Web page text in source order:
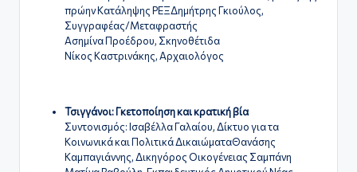
πρώην Κατάληψης ΡΕΞΔημήτρης Γκιούλος,
Συγγραφέας/Μεταφραστής
Ασημίνα Προέδρου, Σκηνοθέτιδα
Νίκος Καστρινάκης, Αρχαιολόγος
Τσιγγάνοι: Γκετοποίηση και κρατική βία
Συντονισμός: Ισαβέλλα Γαλαίου, Δίκτυο για τα
Κοινωνικά και Πολιτικά ΔικαιώματαΘανάσης
Καμπαγιάννης, Δικηγόρος Οικογένειας Σαμπάνη